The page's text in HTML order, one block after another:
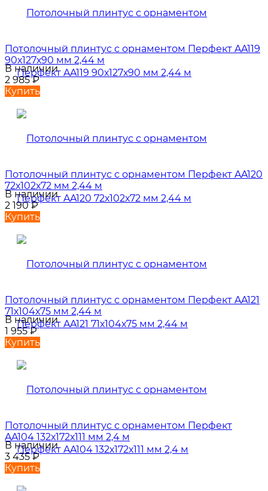
Потолочный плинтус с орнаментом Перфект AA119
90х127х90 мм 2,44 м
В наличии
2 985₽
Купить
Потолочный плинтус с орнаментом Перфект AA120
72х102х72 мм 2,44 м
В наличии
2 190₽
Купить
Потолочный плинтус с орнаментом Перфект AA121
71х104х75 мм 2,44 м
В наличии
1 955₽
Купить
Потолочный плинтус с орнаментом Перфект
AA104 132х172х111 мм 2,4 м
В наличии
3 435₽
Купить